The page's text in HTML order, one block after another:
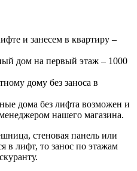
и занесем в квартиру –
дом на первый этаж – 1000
дому без заноса в
дома без лифта возможен и
нашего магазина.
стеновая панель или
в лифт, то занос по этажам